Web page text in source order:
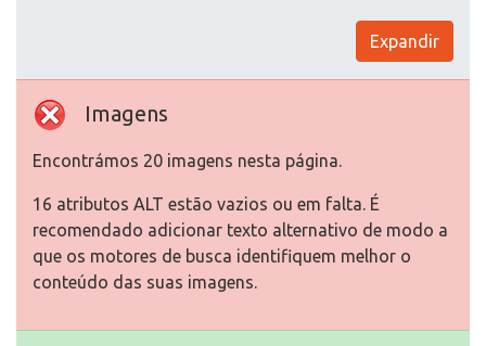
Expandir
Imagens
Encontrámos 20 imagens nesta página.
16 atributos ALT estão vazios ou em falta. É
recomendado adicionar texto alternativo de modo a
que os motores de busca identifiquem melhor o
conteúdo das suas imagens.